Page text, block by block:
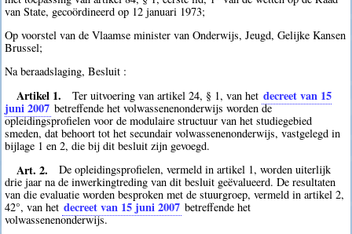
van State, gecoördineerd op 12 januari 1973;
Op voorstel van de Vlaamse minister van Onderwijs, Jeugd, Gelijke Kansen
Brussel;
Na beraadslaging, Besluit :
Artikel 1. Ter uitvoering van artikel 24, § 1, van het decreet van 15
juni 2007 betreffende het volwassenenonderwijs worden de
opleidingsprofielen voor de modulaire structuur van het studiegebied
smeden, dat behoort tot het secundair volwassenenonderwijs, vastgelegd in
bijlage 1 en 2, die bij dit besluit zijn gevoegd.
Art. 2.
De opleidingsprofielen, vermeld in artikel 1, worden uiterlijk
drie jaar na de inwerkingtreding van dit besluit geëvalueerd. De resultaten
van die evaluatie worden besproken met de stuurgroep, vermeld in artikel 2,
42°, van het decreet van 15 juni 2007 betreffende het
volwassenenonderwijs.